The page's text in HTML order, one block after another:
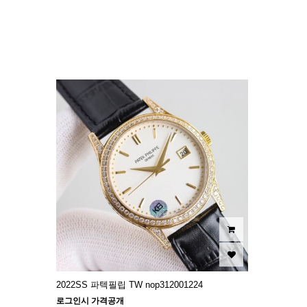
2022SS 파텍필립 TW nop312001224
로그인시 가격공개